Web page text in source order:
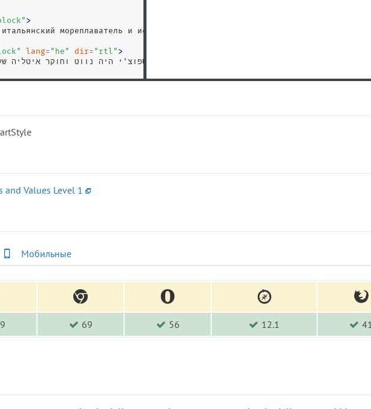
" >
мореплаватель и исследователь, в честь которого была названа
" lang= " he " dir= " rtl " >
and Values Level 1
Мобильные
69 56 12.1 41